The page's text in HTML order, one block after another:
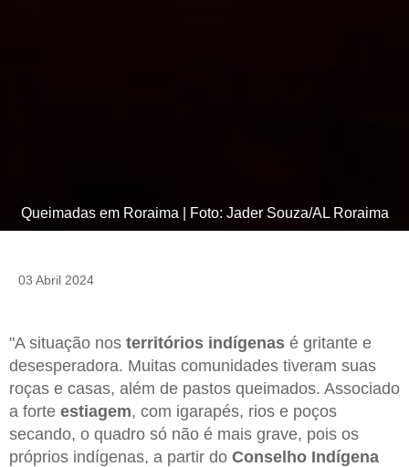
Queimadas em Roraima | Foto: Jader Souza/AL Roraima
03 Abril 2024
"A situação nos territórios indígenas é gritante e
desesperadora. Muitas comunidades tiveram suas
roças e casas, além de pastos queimados. Associado
a forte estiagem, com igarapés, rios e poços
secando, o quadro só não é mais grave, pois os
próprios indígenas, a partir do Conselho Indígena